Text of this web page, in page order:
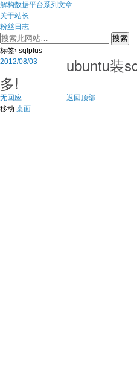
解构数据平台系列文章
关于站长
粉丝日志
标签› sqlplus
2012/08/03
ubuntu装
多!
无回应
返回顶部
移动 桌面